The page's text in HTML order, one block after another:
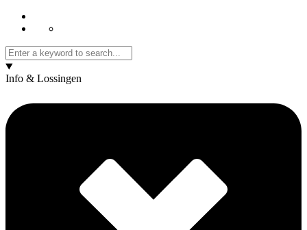
Info & Lossingen